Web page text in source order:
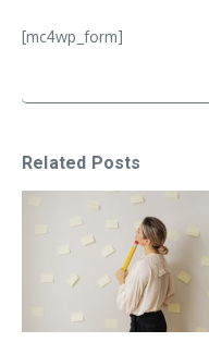
[mc4wp_form]
Related Posts